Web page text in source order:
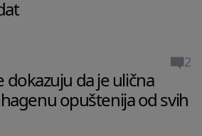
2
dokazuju da je ulična
opuštenija od svih